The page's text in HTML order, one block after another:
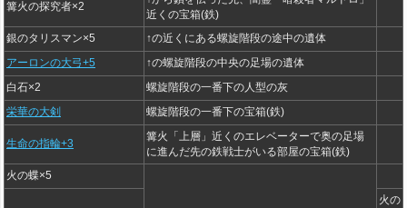
篝火の探究者×2
近くの宝箱(鉄)
銀のタリスマン×5
↑の近くにある螺旋階段の途中の遺体
アーロンの大弓+5
↑の螺旋階段の中央の足場の遺体
白石×2
螺旋階段の一番下の人型の灰
栄華の大剣
螺旋階段の一番下の宝箱(鉄)
生命の指輪+3
篝火「上層」近くのエレベーターで奥の足場
に進んだ先の鉄戦士がいる部屋の宝箱(鉄)
火の蝶×5
火の